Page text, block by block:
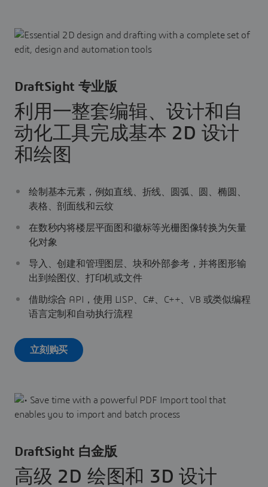
DraftSight 专业版
利用一整套编辑、设计和自
动化工具完成基本 2D 设计
和绘图
绘制基本元素，例如直线、折线、圆弧、圆、椭圆、
表格、剖面线和云纹
在数秒内将楼层平面图和徽标等光栅图像转换为矢量
化对象
导入、创建和管理图层、块和外部参考，并将图形输
出到绘图仪、打印机或文件
借助综合 API，使用 LISP、C#、C++、VB 或类似编程
语言定制和自动执行流程
立刻购买
DraftSight 白金版
高级 2D 绘图和 3D 设计